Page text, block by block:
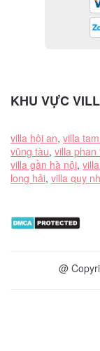
KHU VỰC
villa hội an, villa
vũng tàu, villa phan
villa gần hà nội,
long hải, villa quy
@